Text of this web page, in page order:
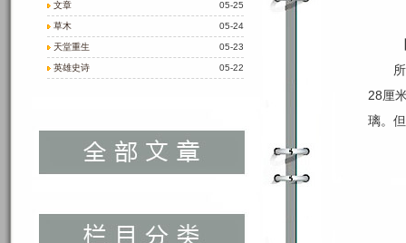
05-25
文章
05-24
草木
05-23
天堂重生
05-22
英雄史诗
28厘
璃。